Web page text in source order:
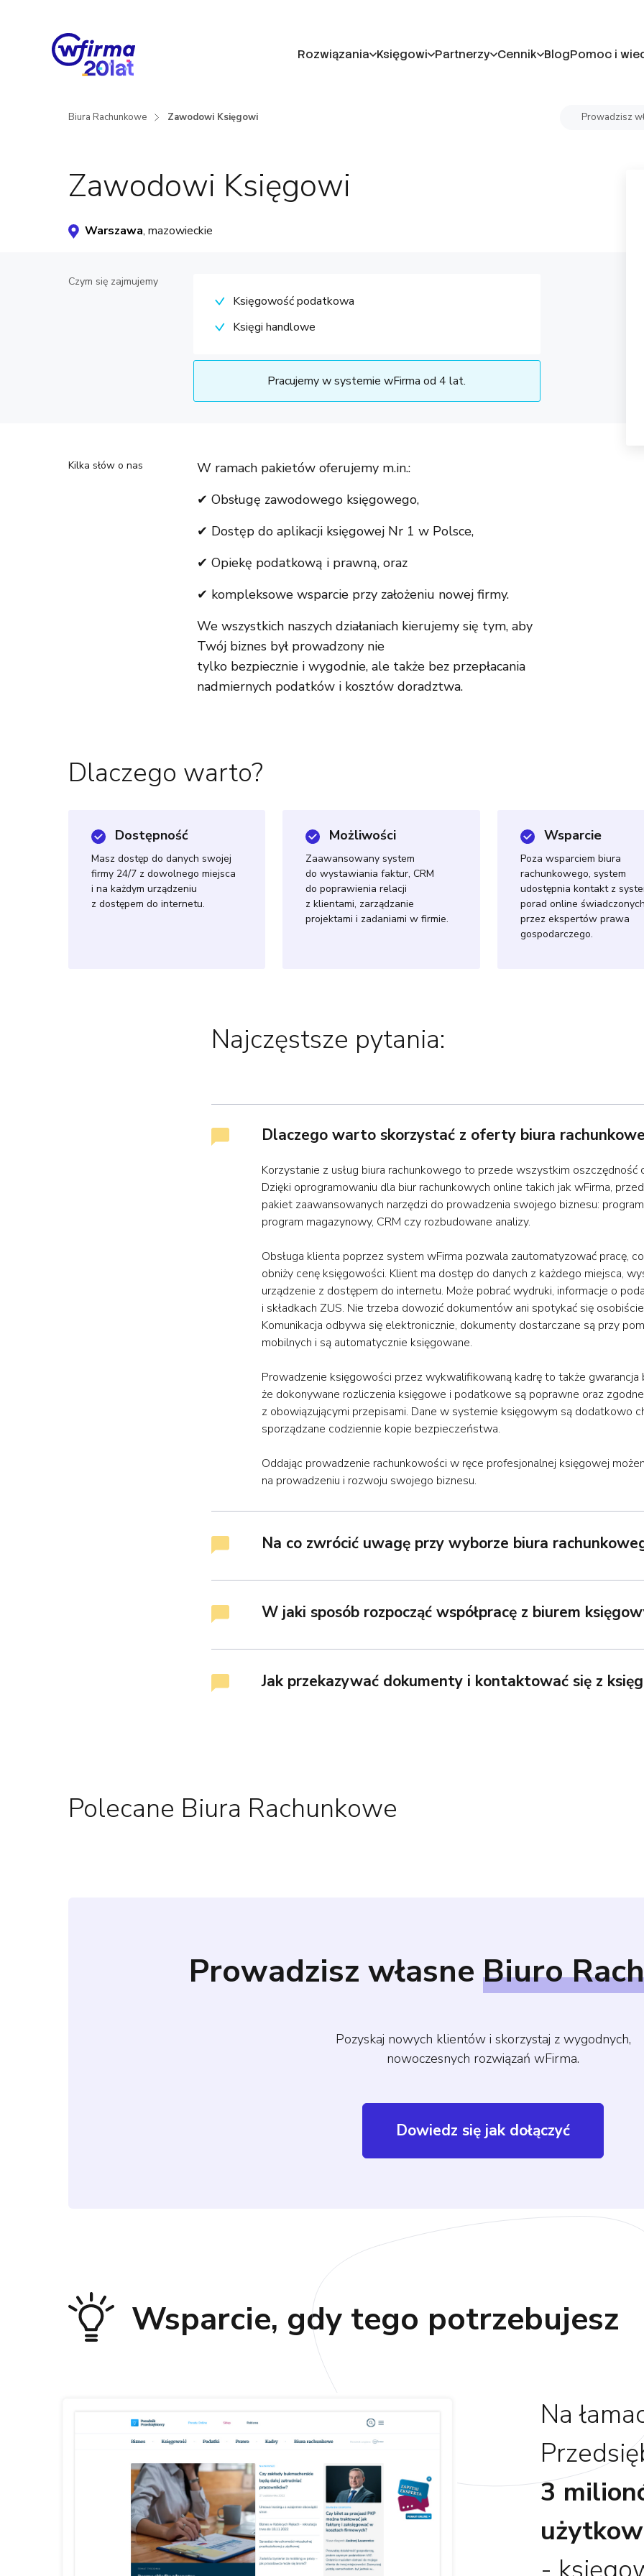
Rozwiązania Księgowi Partnerzy Cennik BlogPomoc i
Biura Rachunkowe Zawodowi Księgowi Prowadzisz
Zawodowi Księgowi
Warszawa, mazowieckie
Czym się zajmujemy
Księgowość podatkowa
Księgi handlowe
Pracujemy w systemie wFirma od 4 lat.
Kilka słów o nas
W ramach pakietów oferujemy m.in.:
✔ Obsługę zawodowego księgowego,
✔ Dostęp do aplikacji księgowej Nr 1 w Polsce,
✔ Opiekę podatkową i prawną, oraz
✔ kompleksowe wsparcie przy założeniu nowej firmy.
We wszystkich naszych działaniach kierujemy się tym, aby
Twój biznes był prowadzony nie
tylko bezpiecznie i wygodnie, ale także bez przepłacania
nadmiernych podatków i kosztów doradztwa.
Dlaczego warto?
Dostępność
Masz dostęp do danych swojej
firmy 24/7 z dowolnego miejsca
i na każdym urządzeniu
z dostępem do internetu.
Możliwości
Zaawansowany system
do wystawiania faktur, CRM
do poprawienia relacji
z klientami, zarządzanie
projektami i zadaniami w firmie.
Wsparcie
Poza wsparciem biura
rachunkowego, system
udostępnia kontakt z
porad online świadczonych
przez ekspertów prawa
gospodarczego.
Najczęstsze pytania:
Dlaczego warto skorzystać z oferty biura
Korzystanie z usług biura rachunkowego to przede wszystkim oszczędność
Dzięki oprogramowaniu dla biur rachunkowych online takich jak wFirma,
pakiet zaawansowanych narzędzi do prowadzenia swojego biznesu:
program magazynowy, CRM czy rozbudowane analizy.
Obsługa klienta poprzez system wFirma pozwala zautomatyzować pracę,
obniży cenę księgowości. Klient ma dostęp do danych z każdego miejsca,
urządzenie z dostępem do internetu. Może pobrać wydruki, informacje o
i składkach ZUS. Nie trzeba dowozić dokumentów ani spotykać się
Komunikacja odbywa się elektronicznie, dokumenty dostarczane są przy
mobilnych i są automatycznie księgowane.
Prowadzenie księgowości przez wykwalifikowaną kadrę to także
że dokonywane rozliczenia księgowe i podatkowe są poprawne oraz zgodne
z obowiązującymi przepisami. Dane w systemie księgowym są dodatkowo
sporządzane codziennie kopie bezpieczeństwa.
Oddając prowadzenie rachunkowości w ręce profesjonalnej księgowej
na prowadzeniu i rozwoju swojego biznesu.
Na co zwrócić uwagę przy wyborze biura
W jaki sposób rozpocząć współpracę z biurem
Jak przekazywać dokumenty i kontaktować się z
Polecane Biura Rachunkowe
Prowadzisz własne Biuro
Pozyskaj nowych klientów i skorzystaj z wygodnych,
nowoczesnych rozwiązań wFirma.
Dowiedz się jak dołączyć
Wsparcie, gdy tego potrzebujesz
Na
3